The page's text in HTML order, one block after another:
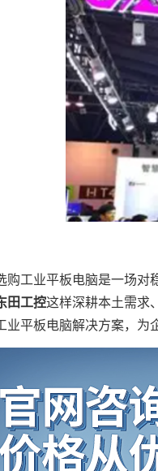
工业平板电脑是一场对
田工控这样深耕本土需求
业平板电脑解决方案，为